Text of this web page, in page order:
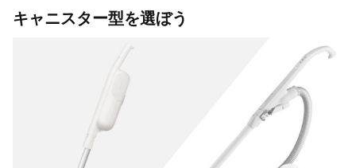
キャニスター型を選ぼう